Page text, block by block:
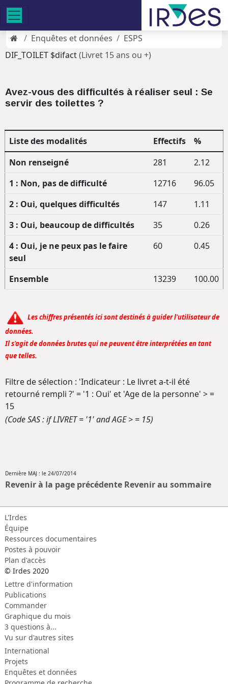
Enquêtes et données
ESPS
DIF_TOILET $difact(Livret 15 ans ou +)
Avez-vous des difficultés à réaliser seul : Se
servir des toilettes ?
Liste des modalités Effectifs
%
Non renseigné
281
2.12
1 : Non, pas de difficulté
12716
96.05
2 : Oui, quelques difficultés
147
1.11
3 : Oui, beaucoup de difficultés
35
0.26
4 : Oui, je ne peux pas le faire
seul
60 0.45
Ensemble 13239 100.00
Les chiffres présentés ici sont destinés à guider l'utilisateur de
données.
Il s'agit de données brutes qui ne peuvent être interprétées en tant
que telles.
Filtre de sélection : 'Indicateur : Le livret a-t-il été
retourné rempli ?' = '1 : Oui' et 'Age de la personne' > =
15
(Code SAS : if LIVRET = '1' and AGE > = 15)
Dernière MAJ : le 24/07/2014
Revenir à la page précédente Revenir au sommaire
L'Irdes
Équipe
Ressources documentaires
Postes à pouvoir
Plan d'accès
© Irdes 2020
Lettre d'information
Publications
Commander
Graphique du mois
3 questions à...
Vu sur d'autres sites
International
Projets
Enquêtes et données